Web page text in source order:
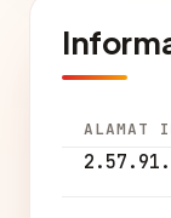
ALAMAT